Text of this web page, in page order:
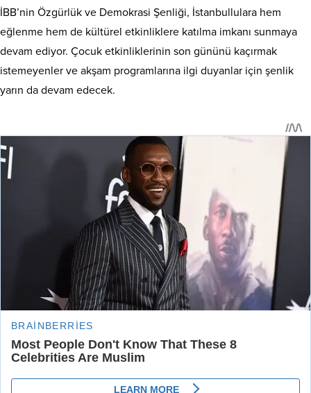
İBB’nin Özgürlük ve Demokrasi Şenliği, İstanbullulara hem
eğlenme hem de kültürel etkinliklere katılma imkanı sunmaya
devam ediyor. Çocuk etkinliklerinin son gününü kaçırmak
istemeyenler ve akşam programlarına ilgi duyanlar için şenlik
yarın da devam edecek.